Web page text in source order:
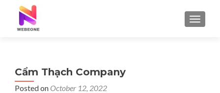
Cẩm Thạch Company
Posted on October 12, 2022